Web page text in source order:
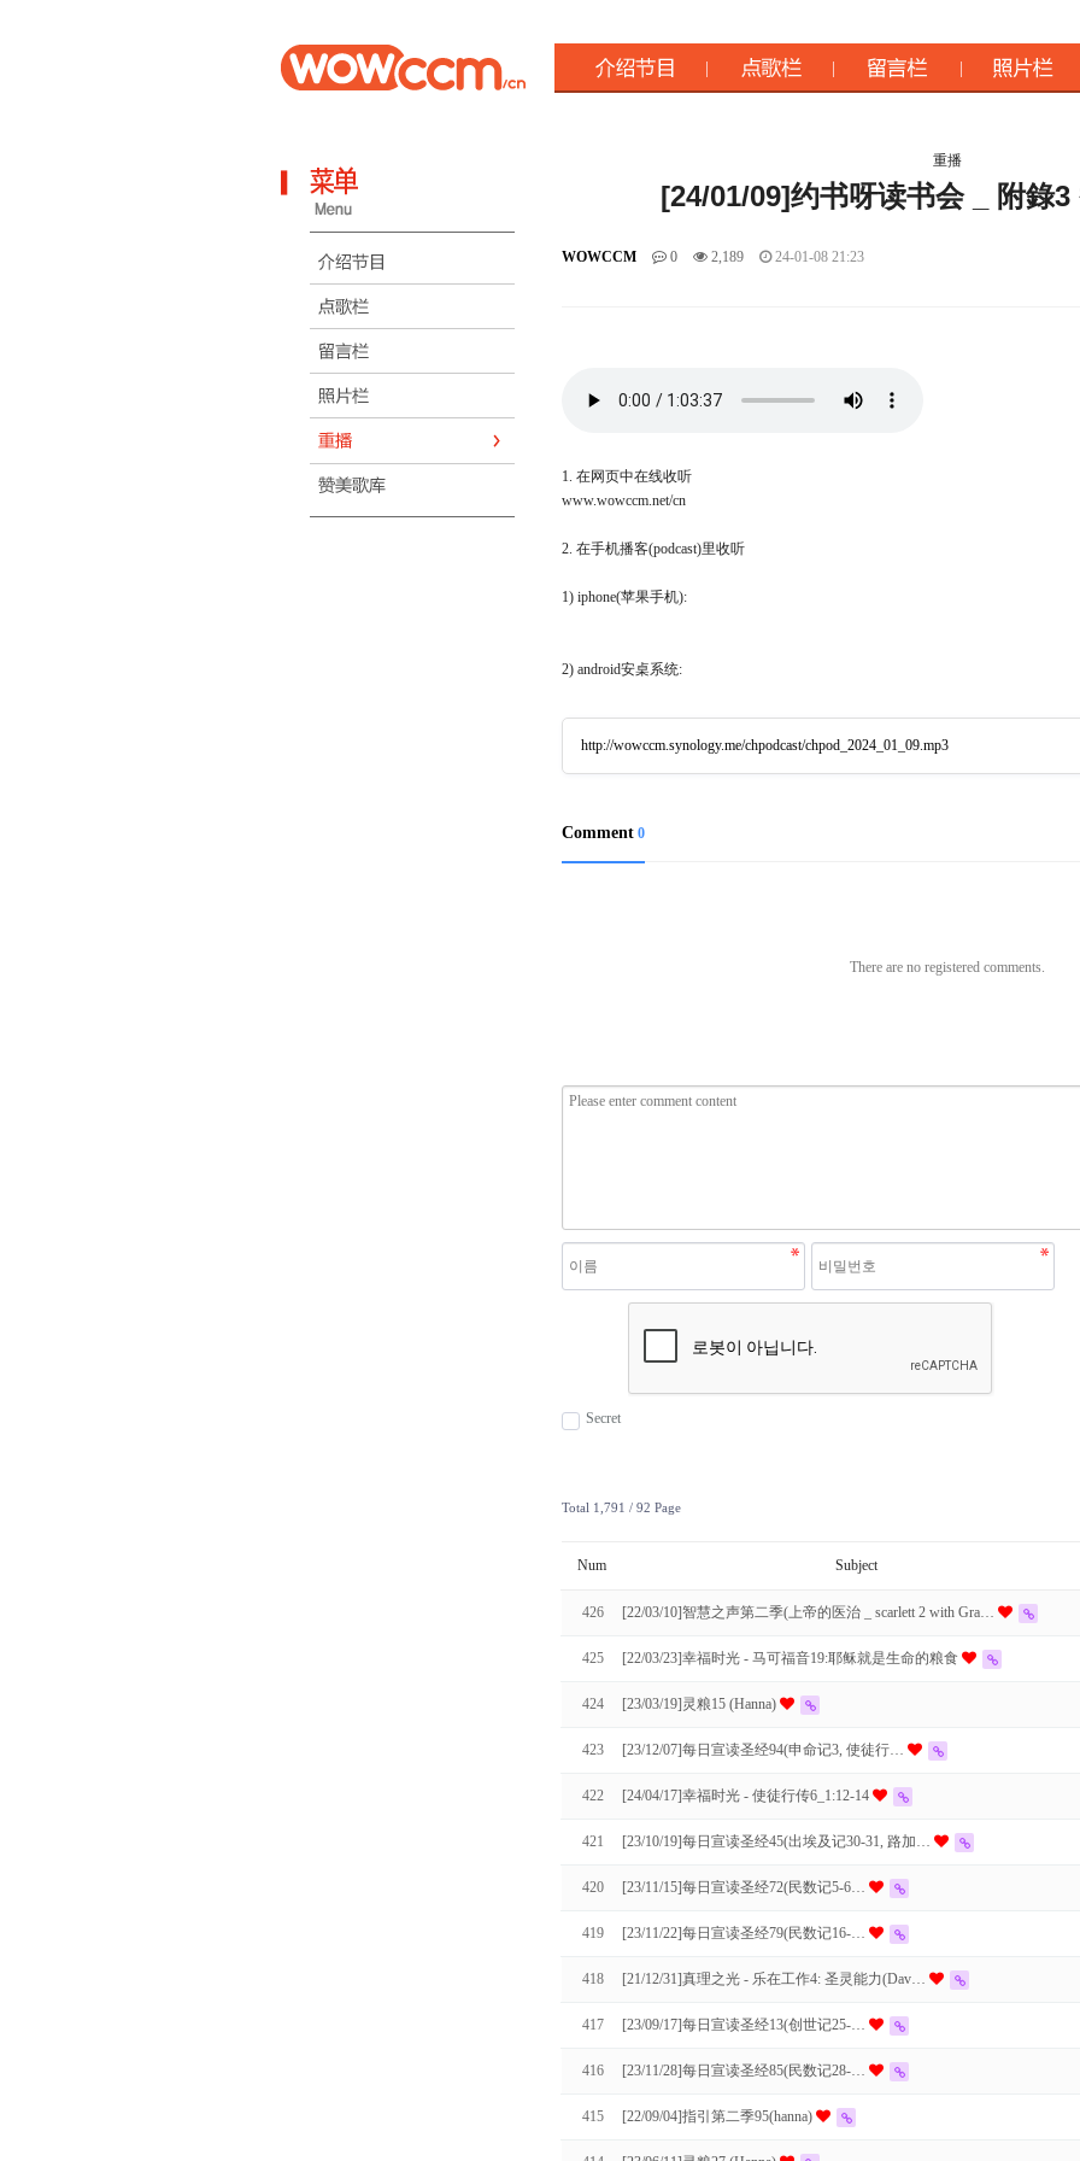
重播
[24/01/09]约书呀读书会 _ 附錄
WOWCCM 0 2,189 24-01-08 21:23
1. 在网页中在线收听
www.wowccm.net/cn
2. 在手机播客(podcast)里收听
1) iphone(苹果手机):
2) android安桌系统:
http://wowccm.synology.me/chpodcast/chpod_2024_01_09.mp3
Comment0
There are no registered comments.
Secret
Total 1,791 / 92 Page
Num Subject
426 [22/03/10]智慧之声第二季(上帝的医治 _ scarlett 2 with Gra…
425 [22/03/23]幸福时光 - 马可福音19:耶稣就是生命的粮食
424 [23/03/19]灵粮15 (Hanna)
423 [23/12/07]每日宣读圣经94(申命记3, 使徒行…
422 [24/04/17]幸福时光 - 使徒行传6_1:12-14
421 [23/10/19]每日宣读圣经45(出埃及记30-31, 路加…
420 [23/11/15]每日宣读圣经72(民数记5-6…
419 [23/11/22]每日宣读圣经79(民数记16-…
418 [21/12/31]真理之光 - 乐在工作4: 圣灵能力(Dav…
417 [23/09/17]每日宣读圣经13(创世记25-…
416 [23/11/28]每日宣读圣经85(民数记28-…
415 [22/09/04]指引第二季95(hanna)